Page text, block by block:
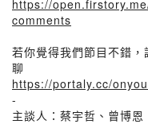
https://
comments
若你覺得我們節目不錯
聊
https://portaly.cc/
-
主談人：蔡宇哲、曾博恩